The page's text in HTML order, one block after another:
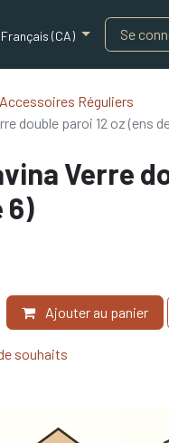
Blogue
Français (CA) Se
Accessoires Réguliers
double paroi 12 oz (ens
Verre
6)
Ajouter au panier
souhaits